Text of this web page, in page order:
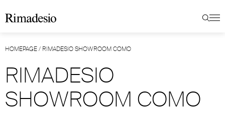
HOMEPAGE/ RIMADESIO SHOWROOM COMO
RIMADESIO
SHOWROOM COMO